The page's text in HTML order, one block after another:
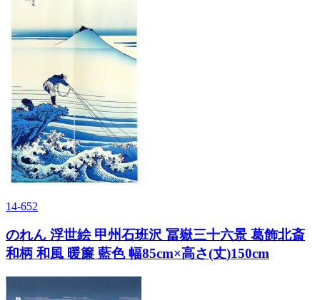
14-652
のれん 浮世絵 甲州石班沢 冨嶽三十六景 葛飾北斎
和柄 和風 暖簾 藍色 幅85cm×高さ(丈)150cm